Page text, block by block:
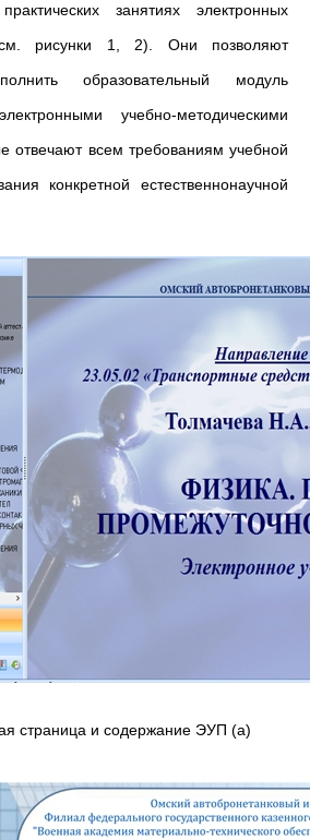
занятиях электронных
рисунки 1, 2). Они позволяют
образовательный модуль
учебно-методическими
отвечают всем требованиям учебной
конкретной естественнонаучной
страница и содержание ЭУП (а)